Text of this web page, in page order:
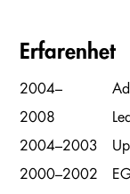
Erfarenhet
2004–
2008
2004–2003
2000–2002